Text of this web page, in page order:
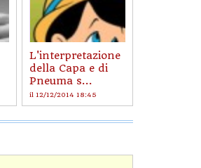
L'interpretazione
della Capa e di
Pneuma s...
il 12/12/2014 18:45